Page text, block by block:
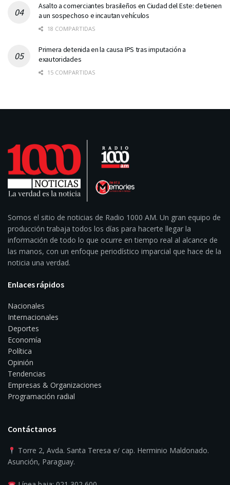
Asalto a comerciantes brasileños en Ciudad del Este: detienen
a un sospechoso e incautan vehículos
18 COMPARTIDAS
Primera detenida en la causa IPS tras imputación a
exautoridades
15 COMPARTIDAS
Somos el sitio de noticias de Radio 1000 AM. Un gran equipo de
producción trabaja todos los días para hacerte llegar la
información de todo lo que ocurre en tiempo real al alcance de
las manos, con un enfoque periodístico imparcial que hace de la
noticia una verdad.
Enlaces rápidos
Nacionales
Internacionales
Deportes
Economía
Política
Opinión
Tendencias
Empresas & Organizaciones
Programación radial
Contáctanos
Torre 2, Avda. Santa Teresa e/ cap. Herminio Maldonado.
Asunción, Paraguay.